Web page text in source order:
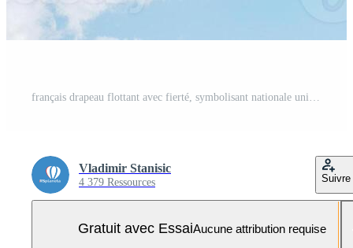
français drapeau flottant avec fierté, symbolisant nationale unité et patrimoine. le drapeau bleu, blanc, et rouge rayures représenter la France riches histoire et culturel identité Photo Pro
Vladimir Stanisic
4 379 Ressources Suivre
Gratuit avec EssaiAucune attribution requise